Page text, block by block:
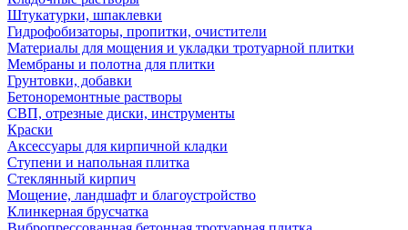
Штукатурки, шпаклевки
Гидрофобизаторы, пропитки, очистители
Материалы для мощения и укладки тротуарной плитки
Мембраны и полотна для плитки
Грунтовки, добавки
Бетоноремонтные растворы
СВП, отрезные диски, инструменты
Краски
Аксессуары для кирпичной кладки
Ступени и напольная плитка
Cтеклянный кирпич
Мощение, ландшафт и благоустройство
Клинкерная брусчатка